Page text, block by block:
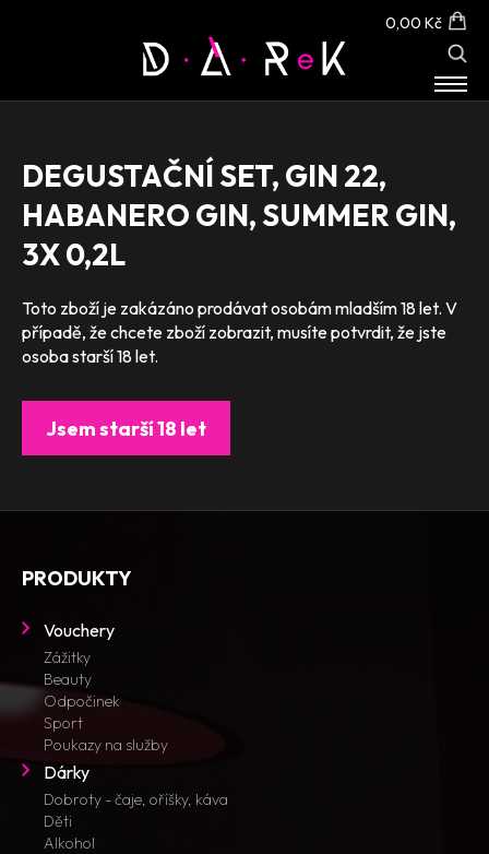
0,00 Kč
DEGUSTAČNÍ SET, GIN 22,
HABANERO GIN, SUMMER GIN,
3X 0,2L
Toto zboží je zakázáno prodávat osobám mladším 18 let. V
případě, že chcete zboží zobrazit, musíte potvrdit, že jste
osoba starší 18 let.
Jsem starší 18 let
PRODUKTY
Vouchery
Zážitky
Beauty
Odpočinek
Sport
Poukazy na služby
Dárky
Dobroty - čaje, oříšky, káva
Děti
Alkohol